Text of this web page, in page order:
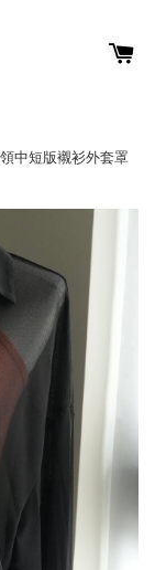
中短版襯衫外套罩